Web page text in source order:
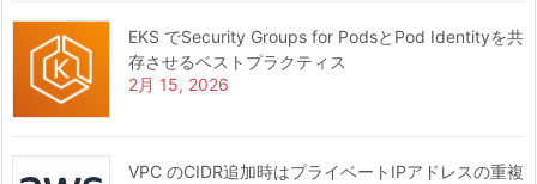
EKS でSecurity Groups for PodsとPod Identityを共
存させるベストプラクティス
2月 15, 2026
VPC のCIDR追加時はプライベートIPアドレスの重複